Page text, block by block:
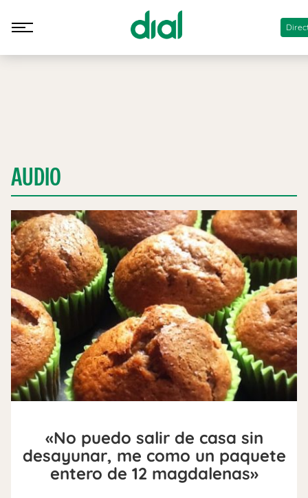
AUDIO
«No puedo salir de casa sin
desayunar, me como un paquete
entero de 12 magdalenas»